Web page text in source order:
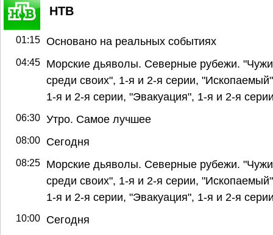
НТВ
01:15 Основано на реальных событиях
04:45
Морские дьяволы. Северные рубежи.
среди своих", 1-я и 2-я серии,
1-я и 2-я серии, "Эвакуация", 1-я и 2-я
06:30 Утро. Самое лучшее
08:00 Сегодня
08:25
Морские дьяволы. Северные рубежи.
среди своих", 1-я и 2-я серии,
1-я и 2-я серии, "Эвакуация", 1-я и 2-я
10:00 Сегодня